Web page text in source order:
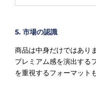
5. 市場の認識
商品は中身だけではあり
プレミアム感を演出する
を重視するフォーマット